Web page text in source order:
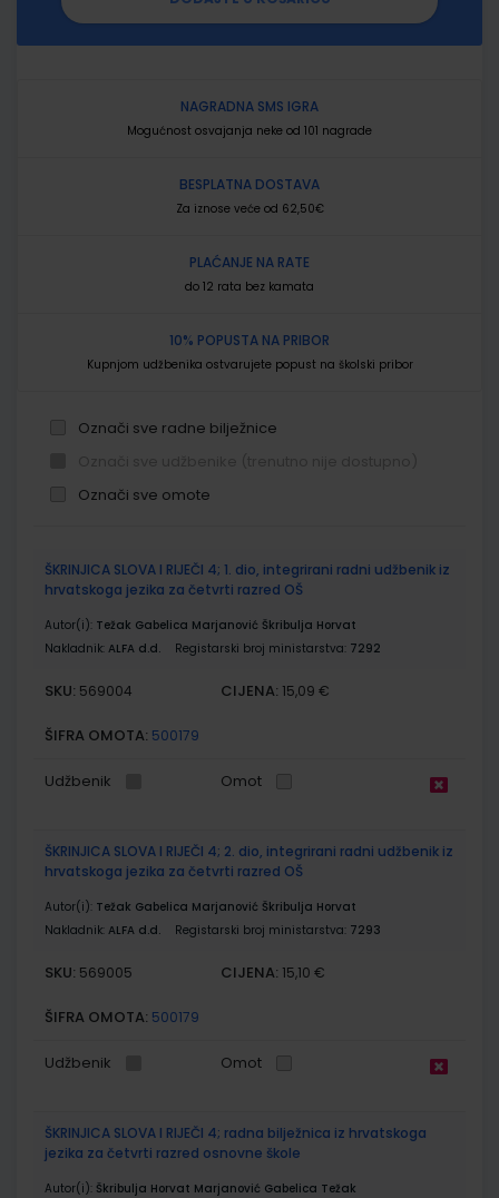
NAGRADNA SMS IGRA
Mogućnost osvajanja neke od 101 nagrade
BESPLATNA DOSTAVA
Za iznose veće od 62,50€
PLAĆANJE NA RATE
do 12 rata bez kamata
10% POPUSTA NA PRIBOR
Kupnjom udžbenika ostvarujete popust na školski pribor
Označi sve radne bilježnice
Označi sve omote
proizvodi
ŠKRINJICA SLOVA I RIJEČI 4; 1. dio, integrirani radni udžbenik iz
hrvatskoga jezika za četvrti razred OŠ
Autor(i): Težak Gabelica Marjanović Škribulja Horvat
Nakladnik: ALFA d.d. Registarski broj ministarstva: 7292
SKU: 569004 CIJENA: 15,09 €
ŠIFRA OMOTA: 500179
Udžbenik Omot
ŠKRINJICA SLOVA I RIJEČI 4; 2. dio, integrirani radni udžbenik iz
hrvatskoga jezika za četvrti razred OŠ
Autor(i): Težak Gabelica Marjanović Škribulja Horvat
Nakladnik: ALFA d.d. Registarski broj ministarstva: 7293
SKU: 569005 CIJENA: 15,10 €
ŠIFRA OMOTA: 500179
Udžbenik Omot
ŠKRINJICA SLOVA I RIJEČI 4; radna bilježnica iz hrvatskoga
jezika za četvrti razred osnovne škole
Autor(i): Škribulja Horvat Marjanović Gabelica Težak